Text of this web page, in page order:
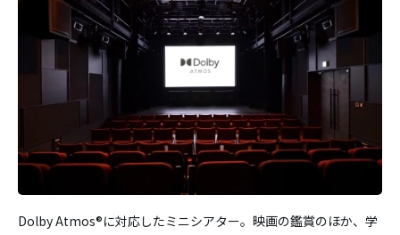
Dolby Atmos®に対応したミニシアター。映画の鑑賞のほか、学